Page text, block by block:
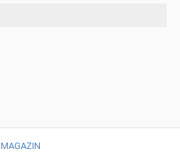
MAGAZIN